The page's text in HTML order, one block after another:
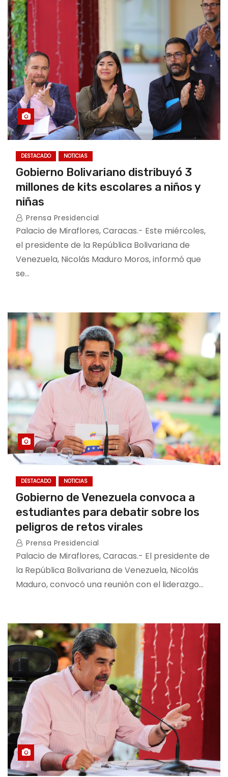
DESTACADO NOTICIAS
Gobierno Bolivariano distribuyó 3
millones de kits escolares a niños y
niñas
Prensa Presidencial
Palacio de Miraflores, Caracas.- Este miércoles,
el presidente de la República Bolivariana de
Venezuela, Nicolás Maduro Moros, informó que
se…
DESTACADO NOTICIAS
Gobierno de Venezuela convoca a
estudiantes para debatir sobre los
peligros de retos virales
Prensa Presidencial
Palacio de Miraflores, Caracas.- El presidente de
la República Bolivariana de Venezuela, Nicolás
Maduro, convocó una reunión con el liderazgo…